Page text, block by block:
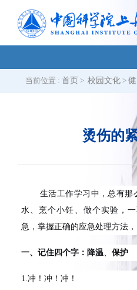
当前位置 : 首页 > 校园文化 >
烫伤的
生活工作学习中，总有
水、烹个小饪、做个实验，
急，掌握正确的应急处理方法，
一、 记住四个字：降温、 保护
1.冲！冲！冲！